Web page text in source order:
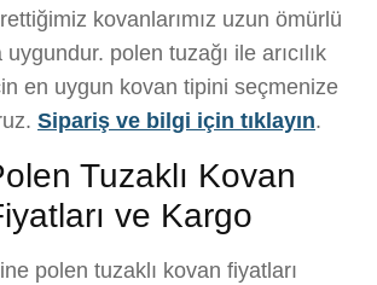
kovanlarımız uzun ömürlü
uygundur. polen tuzağı ile arıcılık
en uygun kovan tipini seçmenize
Sipariş ve bilgi için tıklayın.
Tuzaklı Kovan
ve Kargo
polen tuzaklı kovan fiyatları